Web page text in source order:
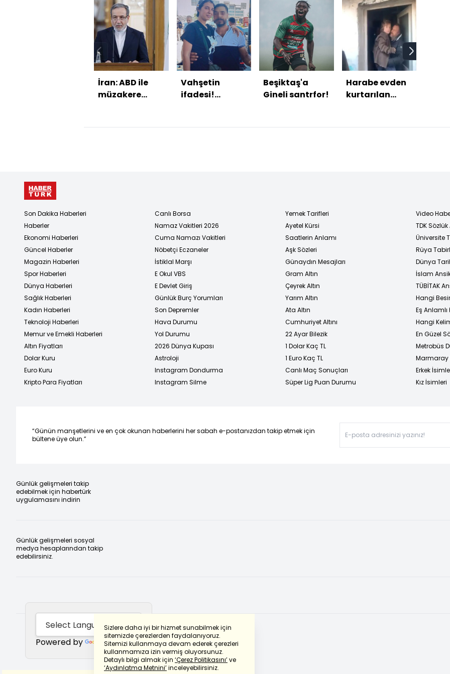
İran: ABD ile
müzakere
Vahşetin
ifadesi!
katilinden kan
Beşiktaş'a
Gineli santrfor!
Harabe evden
kurtarılan
ortaya çıktı
Sizlere daha iyi bir hizmet sunabilmek için
sitemizde çerezlerden faydalanıyoruz.
Sitemizi kullanmaya devam ederek çerezleri
kullanmamıza izin vermiş oluyorsunuz.
Detaylı bilgi almak için ‘Çerez Politikasını’ve
‘Aydınlatma Metnini’inceleyebilirsiniz.
Son Dakika Haberleri
Haberler
Ekonomi Haberleri
Güncel Haberler
Magazin Haberleri
Spor Haberleri
Dünya Haberleri
Sağlık Haberleri
Kadın Haberleri
Teknoloji Haberleri
Memur ve Emekli Haberleri
Altın Fiyatları
Dolar Kuru
Euro Kuru
Kripto Para Fiyatları
Canlı Borsa
Namaz Vakitleri 2026
Cuma Namazı Vakitleri
Nöbetçi Eczaneler
İstiklal Marşı
E Okul VBS
E Devlet Giriş
Günlük Burç Yorumları
Son Depremler
Hava Durumu
Yol Durumu
2026 Dünya Kupası
Astroloji
Instagram Dondurma
Instagram Silme
Yemek Tarifleri
Ayetel Kürsi
Saatlerin Anlamı
Aşk Sözleri
Günaydın Mesajları
Gram Altın
Çeyrek Altın
Yarım Altın
Ata Altın
Cumhuriyet Altını
22 Ayar Bilezik
1 Dolar Kaç TL
1 Euro Kaç TL
Canlı Maç Sonuçları
Süper Lig Puan Durumu
Video
TDK
Üniversite
Rüya
Dünya
İslam
TÜBİTAK
Hangi
Eş
Hangi
En Güzel
Metrobüs
Marmaray
Erkek
Kız İsimleri
“Günün manşetlerini ve en çok okunan haberlerini her sabah e-postanızdan takip etmek için
bültene üye olun.”
Günlük gelişmeleri takip
edebilmek için habertürk
uygulamasını indirin
Günlük gelişmeleri sosyal
medya hesaplarından takip
edebilirsiniz.
Powered by Translate